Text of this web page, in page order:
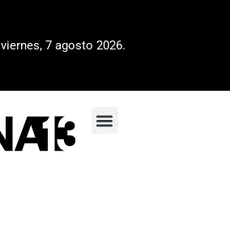
viernes, 7 agosto 2026.